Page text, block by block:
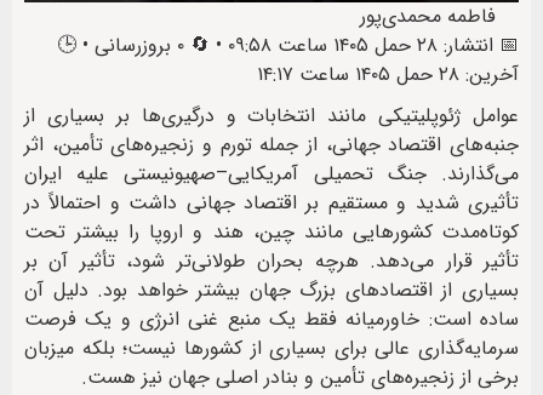
فاطمه محمدی‌پور
📅 انتشار: ۲۸ حمل ۱۴۰۵ ساعت ۰۹:۵۸ • 🔄 ۰ بروزرسانی • 🕒
آخرین: ۲۸ حمل ۱۴۰۵ ساعت ۱۴:۱۷
عوامل ژئوپلیتیکی مانند انتخابات و درگیری‌ها بر بسیاری از
جنبه‌های اقتصاد جهانی، از جمله تورم و زنجیره‌های تأمین، اثر
می‌گذارند. جنگ تحمیلی آمریکایی–صهیونیستی علیه ایران
تأثیری شدید و مستقیم بر اقتصاد جهانی داشت و احتمالاً در
کوتاه‌مدت کشورهایی مانند چین، هند و اروپا را بیشتر تحت
تأثیر قرار می‌دهد. هرچه بحران طولانی‌تر شود، تأثیر آن بر
بسیاری از اقتصادهای بزرگ جهان بیشتر خواهد بود. دلیل آن
ساده است: خاورمیانه فقط یک منبع غنی انرژی و یک فرصت
سرمایه‌گذاری عالی برای بسیاری از کشورها نیست؛ بلکه میزبان
برخی از زنجیره‌های تأمین و بنادر اصلی جهان نیز هست.